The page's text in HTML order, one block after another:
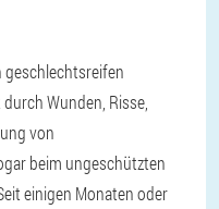
geschlechtsreifen
Wunden, Risse,
von
beim ungeschützten
einigen Monaten oder